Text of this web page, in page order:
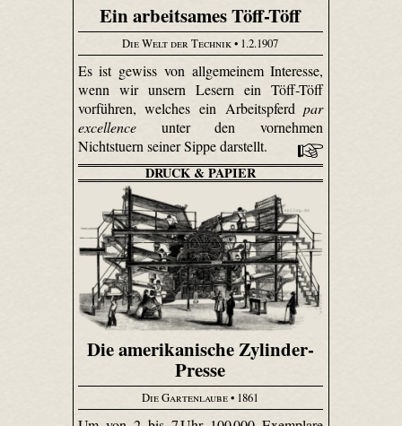
Ein arbeitsames Töff-Töff
Die Welt der Technik• 1.2.1907
Es ist gewiss von allgemeinem Interesse,
wenn wir unsern Lesern ein Töff-Töff
vorführen, welches ein Arbeitspferdpar
excellenceunter den vornehmen
Nichtstuern seiner Sippe darstellt.
DRUCK & PAPIER
Die amerikanische Zylinder-
Presse
Die Gartenlaube• 1861